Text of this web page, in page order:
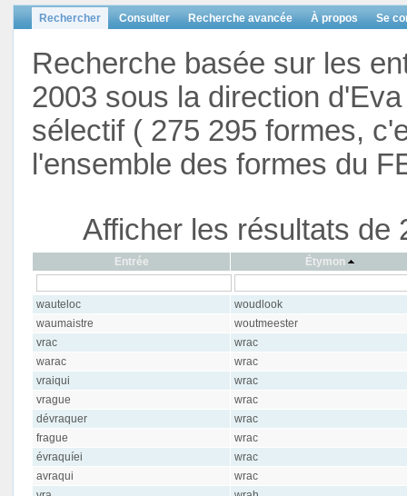
Rechercher Consulter Recherche avancée À propos Se
Recherche basée sur les
2003 sous la direction
sélectif ( 275 295 formes,
l'ensemble des formes du
Afficher les résultats de
Entrée Étymon
wauteloc
woudlook
waumaistre
woutmeester
vrac
wrac
warac
wrac
vraiqui
wrac
vrague
wrac
dévraquer
wrac
frague
wrac
évraquíei
wrac
avraqui
wrac